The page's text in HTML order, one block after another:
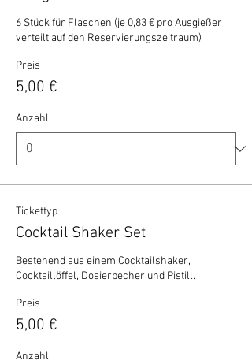
6 Stück für Flaschen (je 0,83 € pro Ausgießer
verteilt auf den Reservierungszeitraum)
Preis
5,00 €
Anzahl
Tickettyp
Cocktail Shaker Set
Bestehend aus einem Cocktailshaker,
Cocktaillöffel, Dosierbecher und Pistill.
Preis
5,00 €
Anzahl